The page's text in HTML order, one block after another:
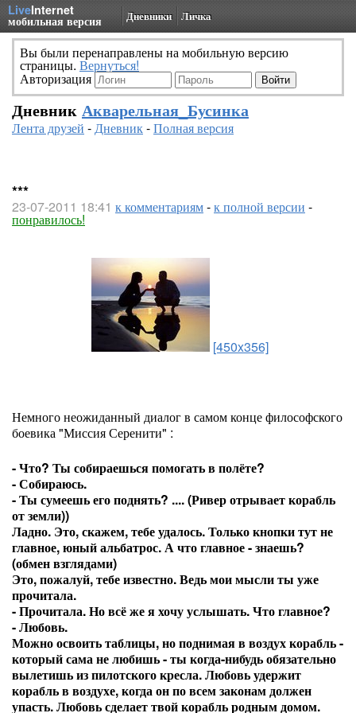
LiveInternet
мобильная версия Дневники Личка
Вы были перенаправлены на мобильную версию
страницы. Вернуться!
Авторизация
Дневник Акварельная_Бусинка
Лента друзей -Дневник-Полная версия
***
23-07-2011 18:41 к комментариям-к полной версии -
понравилось!
[450x356]
Немного неожиданный диалог в самом конце философского
боевика "Миссия Серенити" :
- Что? Ты собираешься помогать в полёте?
- Собираюсь.
- Ты сумеешь его поднять? .... (Ривер отрывает корабль
от земли))
Ладно. Это, скажем, тебе удалось. Только кнопки тут не
главное, юный альбатрос. А что главное - знаешь?
(обмен взглядами)
Это, пожалуй, тебе известно. Ведь мои мысли ты уже
прочитала.
- Прочитала. Но всё же я хочу услышать. Что главное?
- Любовь.
Можно освоить таблицы, но поднимая в воздух корабль -
который сама не любишь - ты когда-нибудь обязательно
вылетишь из пилотского кресла. Любовь удержит
корабль в воздухе, когда он по всем законам должен
упасть. Любовь сделает твой корабль родным домом.